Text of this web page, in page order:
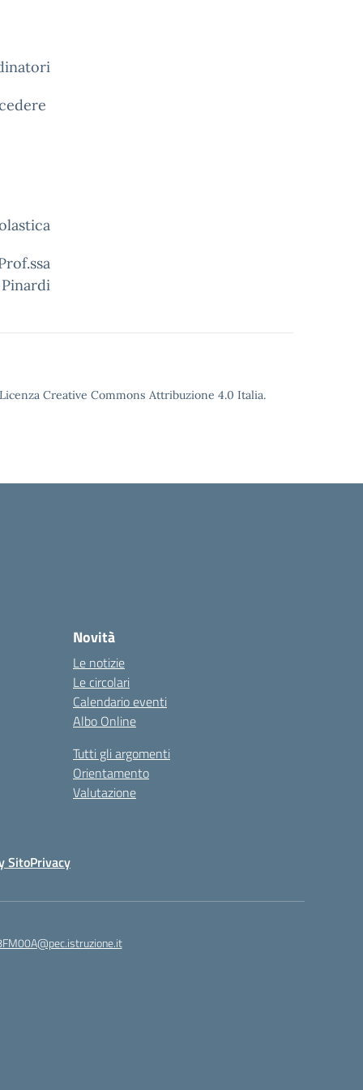
Creative Commons Attribuzione 4.0 Italia.
Novità
Le notizie
Le circolari
Calendario eventi
Albo Online
Tutti gli argomenti
Orientamento
Valutazione
SitoPrivacy